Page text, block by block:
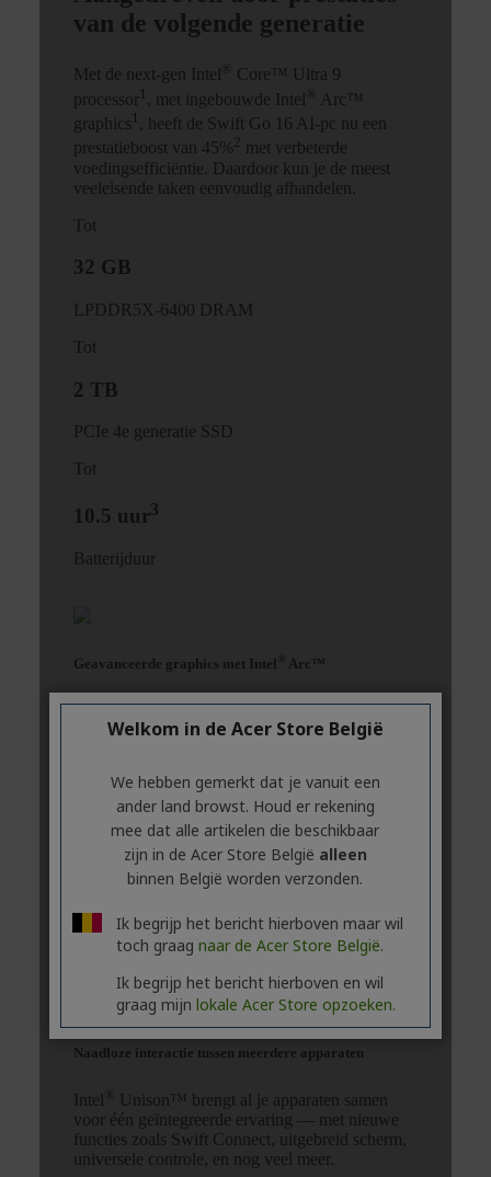
Welkom in de Acer Store België
We hebben gemerkt dat je vanuit een
ander land browst. Houd er rekening
mee dat alle artikelen die beschikbaar
zijn in de Acer Store België alleen
binnen België worden verzonden.
Ik begrijp het bericht hierboven maar wil
toch graag naar de Acer Store België.
Ik begrijp het bericht hierboven en wil
graag mijn lokale Acer Store opzoeken.